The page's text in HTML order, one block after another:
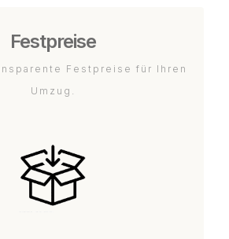
Festpreise
Festpreise für Ihren
Umzug.